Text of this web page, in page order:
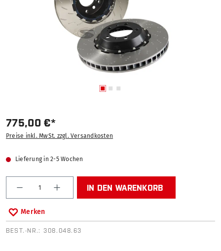
775,00 €*
Preise inkl. MwSt. zzgl. Versandkosten
Lieferung in 2-5 Wochen
Produkt Anzahl: Gib den gewünschten Wert ein
IN DEN WARENKORB
Merken
BEST.-NR.: 308.048.63